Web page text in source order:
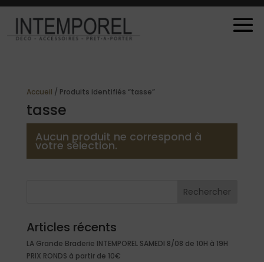
Accueil / Produits identifiés “tasse”
tasse
Aucun produit ne correspond à
votre sélection.
Rechercher
Articles récents
LA Grande Braderie INTEMPOREL SAMEDI 8/08 de 10H à 19H
PRIX RONDS à partir de 10€